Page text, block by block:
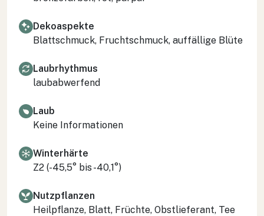
Dekoaspekte
Blattschmuck, Fruchtschmuck, auffällige Blüte
Laubrhythmus
laubabwerfend
Laub
Keine Informationen
Winterhärte
Z2 (-45,5° bis -40,1°)
Nutzpflanzen
Heilpflanze, Blatt, Früchte, Obstlieferant, Tee